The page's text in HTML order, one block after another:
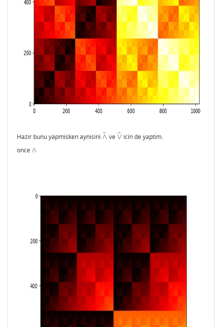
Hazir bunu yapmisken aynisini ∧
¯
∧ ¯ve ∨
¯
∨¯icin de yaptim.
once ∧
∧